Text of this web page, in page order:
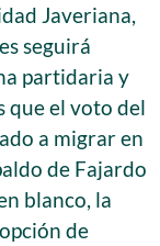
Javeriana,
seguirá
partidaria y
que el voto del
a migrar en
de Fajardo
blanco, la
de